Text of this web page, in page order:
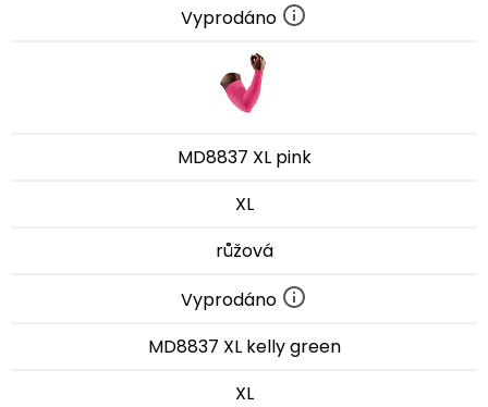
Vyprodáno
MD8837 XL pink
XL
růžová
Vyprodáno
MD8837 XL kelly green
XL